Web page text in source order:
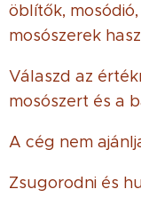
öblítők,
mosószerek
Válaszd az
mosószert és a
A cég nem
Zsugorodni és